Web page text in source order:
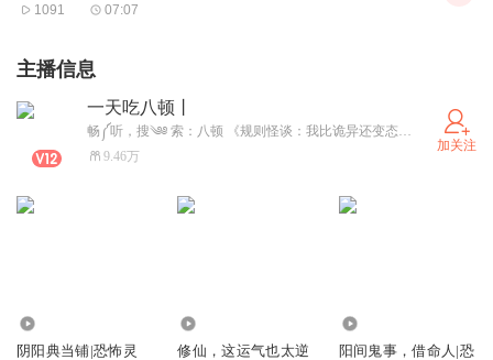
1091 07:07
主播信息
一天吃八顿丨
畅༼听，搜༄༅ 索：八顿 《规则怪谈：我比诡异还变态！》 《救命！不小心撩到主神怎么办？！》 《全民：我背诵三千道藏转职天师》 《我降临在矩阵宇宙》 《老弟，你是警察，不是暴徒啊》 《娘娘请开门，北镇魔司例行检查》 《风流乡情【多人有声剧】》欢迎大家搜索收听呦~~~~
9.46万
加关注
阴阳典当铺|恐怖灵
修仙，这运气也太逆
阳间鬼事，借命人|恐